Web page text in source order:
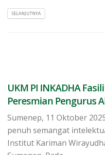
SELANJUTNYA
UKM PI INKADHA
Peresmian Pengurus
Sumenep, 11 Oktober
penuh semangat
Institut Kariman